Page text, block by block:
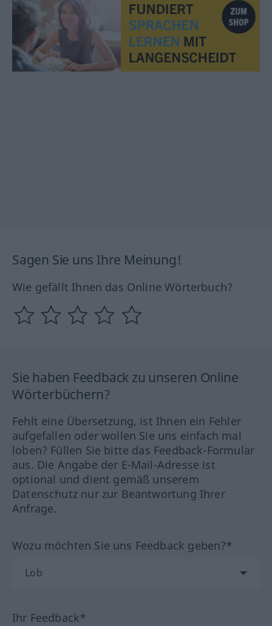
Sagen Sie uns Ihre Meinung!
Wie gefällt Ihnen das Online Wörterbuch?
Sie haben Feedback zu unseren Online
Wörterbüchern?
Fehlt eine Übersetzung, ist Ihnen ein Fehler
aufgefallen oder wollen Sie uns einfach mal
loben? Füllen Sie bitte das Feedback-Formular
aus. Die Angabe der E-Mail-Adresse ist
optional und dient gemäß unserem
Datenschutz nur zur Beantwortung Ihrer
Anfrage.
Wozu möchten Sie uns Feedback geben?*
Ihr Feedback*